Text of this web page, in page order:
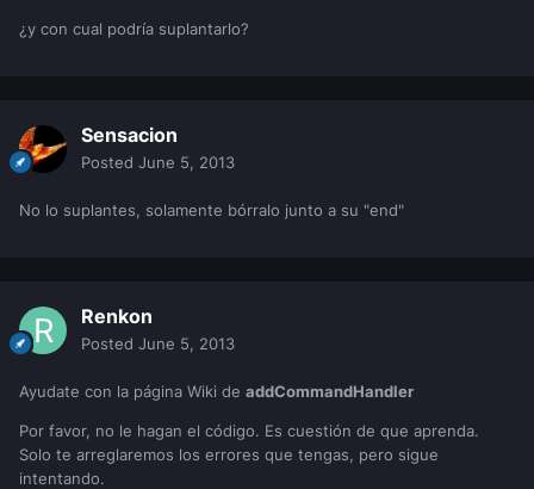
¿y con cual podría suplantarlo?
Sensacion
Posted June 5, 2013
No lo suplantes, solamente bórralo junto a su "end"
Renkon
Posted June 5, 2013
Ayudate con la página Wiki de addCommandHandler
Por favor, no le hagan el código. Es cuestión de que aprenda.
Solo te arreglaremos los errores que tengas, pero sigue
intentando.